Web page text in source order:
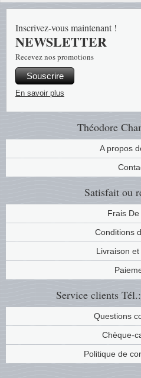
Théodore
A propos
Satisfait ou
Frais
Conditions
Livraison
Service clients
Questions
Chèque-
Politique de
Inscrivez-vous maintenant !
NEWSLETTER
Recevez nos promotions
Souscrire
En savoir plus